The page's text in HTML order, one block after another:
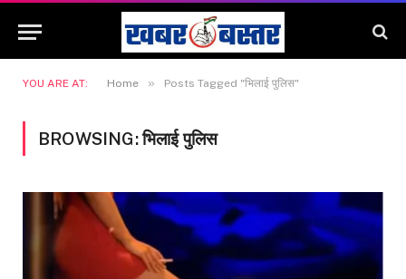
YOU ARE AT: Home » Posts Tagged "भिलाई पुलिस"
BROWSING:भिलाई पुलिस